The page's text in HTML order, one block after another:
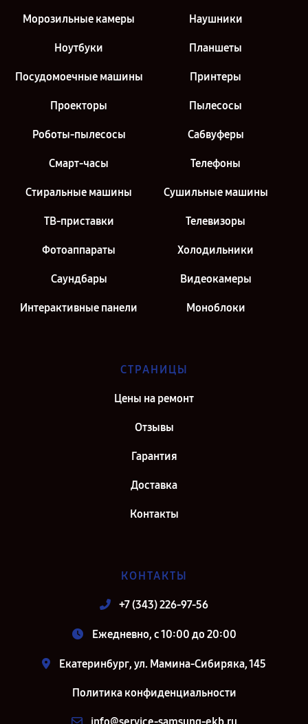
Морозильные камеры Наушники
Ноутбуки Планшеты
Посудомоечные машины Принтеры
Проекторы Пылесосы
Роботы-пылесосы Сабвуферы
Смарт-часы Телефоны
Стиральные машины Сушильные машины
ТВ-приставки Телевизоры
Фотоаппараты Холодильники
Саундбары Видеокамеры
Интерактивные панели Моноблоки
СТРАНИЦЫ
Цены на ремонт
Отзывы
Гарантия
Доставка
Контакты
КОНТАКТЫ
+7 (343) 226-97-56
Ежедневно, с 10:00 до 20:00
Екатеринбург, ул. Мамина-Сибиряка, 145
Политика конфиденциальности